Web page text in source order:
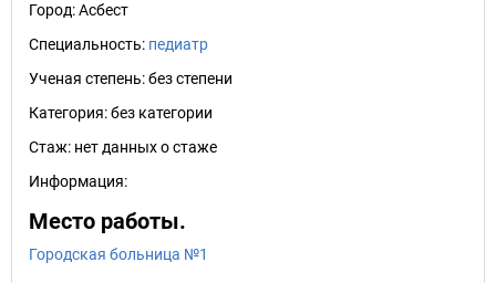
Город:Асбест
Специальность: педиатр
Ученая степень:без степени
Категория:без категории
Стаж: нет данных о стаже
Информация:
Место работы.
Городская больница №1